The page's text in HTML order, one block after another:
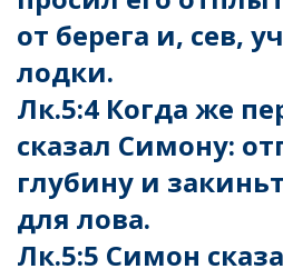
от берега и, сев,
лодки.
Лк.5:4 Когда же
сказал Симону:
глубину и
для лова.
Лк.5:5 Симон